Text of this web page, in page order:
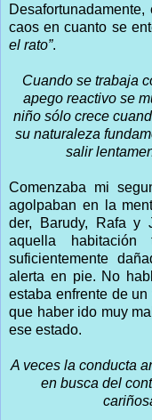
caos en cuanto se
el rato”.
Cuando se trabaja
apego reactivo se
niño sólo crece
su naturaleza
salir
Comenzaba mi
agolpaban en la
der, Barudy, Rafa y
aquella
suficientemente
alerta en pie. No
estaba enfrente de
que haber ido muy
ese estado.
A veces la conducta
en busca del